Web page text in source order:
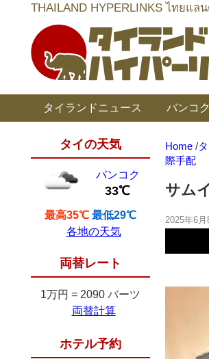
THAILAND HYPERLINKS ไทยแล
タイランドニュース バンコ
タイの天気
バンコク
33℃
最高35℃ 最低29℃
各地の天気
両替レート
1万円 = 2090 バーツ
両替計算
ホテル予約
Home /
際手配
サム
2025年6